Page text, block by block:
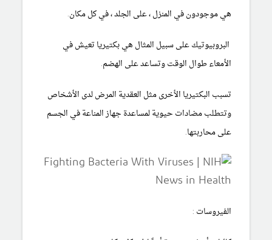
هي موجودون في المنزل ، على الجلد ، في كل مكان.
البروبيوتيك على سبيل المثال هي بكتيريا تعيش في
الأمعاء طوال الوقت وتساعد على الهضم.
تسبب البكتيريا الأخرى مثل العقدية المرض لدى الأشخاص
وتتطلب مضادات حيوية لمساعدة جهاز المناعة في الجسم
على محاربتها.
الفيروسات :